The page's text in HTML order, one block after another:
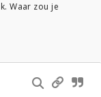
Waar zou je